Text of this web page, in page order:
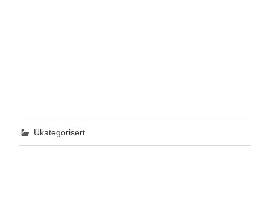
Ukategorisert